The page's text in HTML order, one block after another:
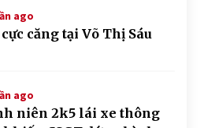
ago
căng tại Võ Thị Sáu
ago
niên 2k5 lái xe thông